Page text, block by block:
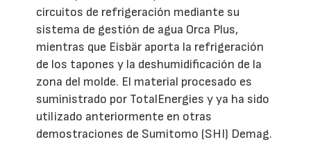
circuitos de refrigeración mediante su
sistema de gestión de agua Orca Plus,
mientras que Eisbär aporta la refrigeración
de los tapones y la deshumidificación de la
zona del molde. El material procesado es
suministrado por TotalEnergies y ya ha sido
utilizado anteriormente en otras
demostraciones de Sumitomo (SHI) Demag.